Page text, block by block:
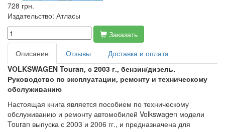
728 грн.
Издательство: Атласы
Заказать
Описание
Отзывы
Доставка и оплата
VOLKSWAGEN Touran, с 2003 г., бензин/дизель.
Руководство по эксплуатации, ремонту и техническому
обслуживанию
Настоящая книга является пособием по техническому
обслуживанию и ремонту автомобилей Volkswagen модели
Touran выпуска с 2003 и 2006 гг., и предназначена для